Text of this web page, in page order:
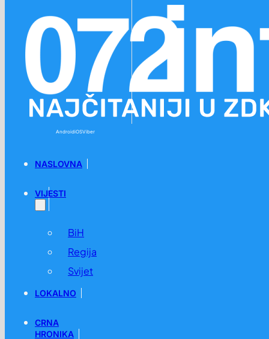
AndroidiOSViber
NASLOVNA
VIJESTI
BiH
Regija
Svijet
LOKALNO
CRNA
HRONIKA